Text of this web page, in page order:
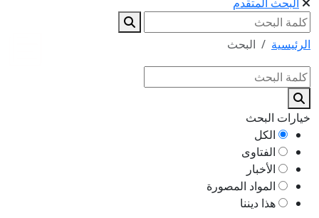
الرئيسية البحث
خيارات البحث
الكل
الفتاوى
الأخبار
المواد المصورة
هذا ديننا